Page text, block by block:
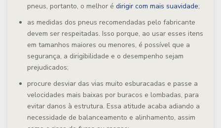
pneus, portanto, o melhor é dirigir com mais suavidade;
as medidas dos pneus recomendadas pelo fabricante
devem ser respeitadas. Isso porque, ao usar esses itens
em tamanhos maiores ou menores, é possível que a
segurança, a dirigibilidade e o desempenho sejam
prejudicados;
procure desviar das vias muito esburacadas e passe a
velocidades mais baixas por buracos e lombadas, para
evitar danos à estrutura. Essa atitude acaba adiando a
necessidade de balanceamento e alinhamento, assim